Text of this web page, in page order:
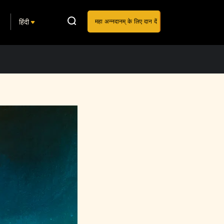
हिंदी महा अन्नदानम् के लिए दान दें